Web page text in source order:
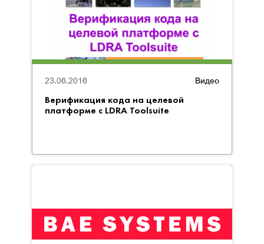
Видео
Верификация кода на целевой
платформе с LDRA Toolsuite
23.06.2016